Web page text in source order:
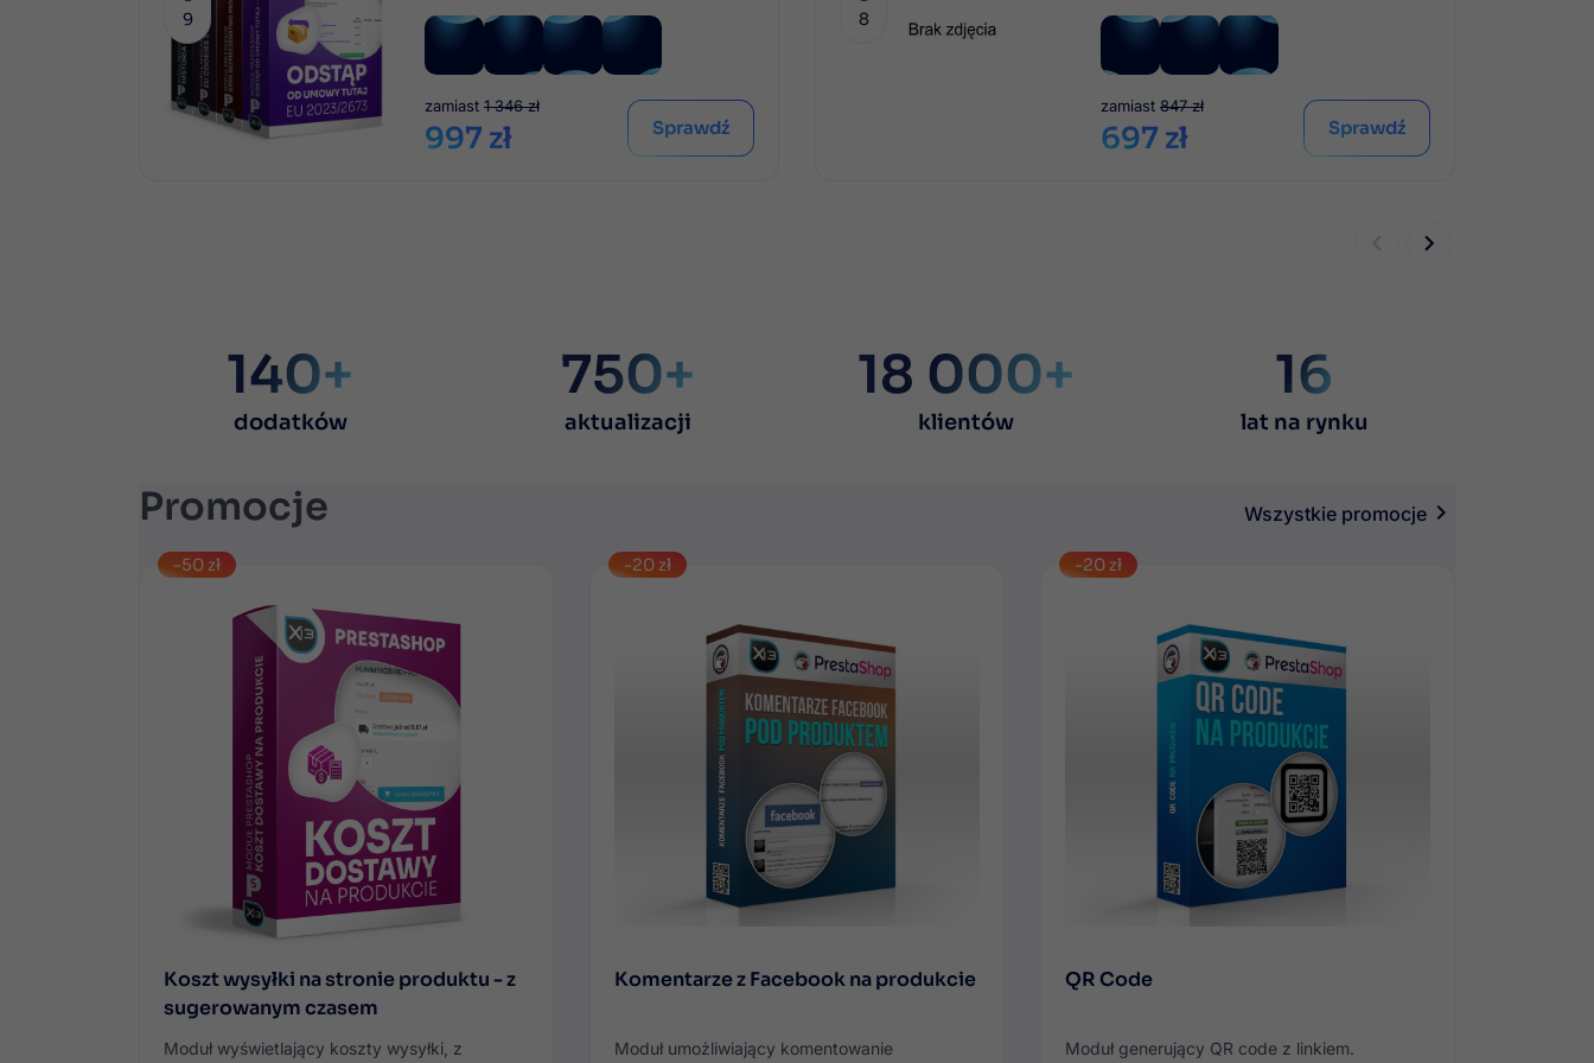
9
zamiast 1 346 zł
997 zł Sprawdź
8
zamiast 847 zł
697 zł Sprawdź

140+
dodatków
750+
aktualizacji
18 000+
klientów
16
lat na rynku
Promocje Wszystkie promocje
-50 zł
Koszt wysyłki na stronie produktu - z
sugerowanym czasem
Moduł wyświetlający koszty wysyłki, z
-20 zł
Komentarze z Facebook na produkcie
Moduł umożliwiający komentowanie
-20 zł
QR Code
Moduł generujący QR code z linkiem.